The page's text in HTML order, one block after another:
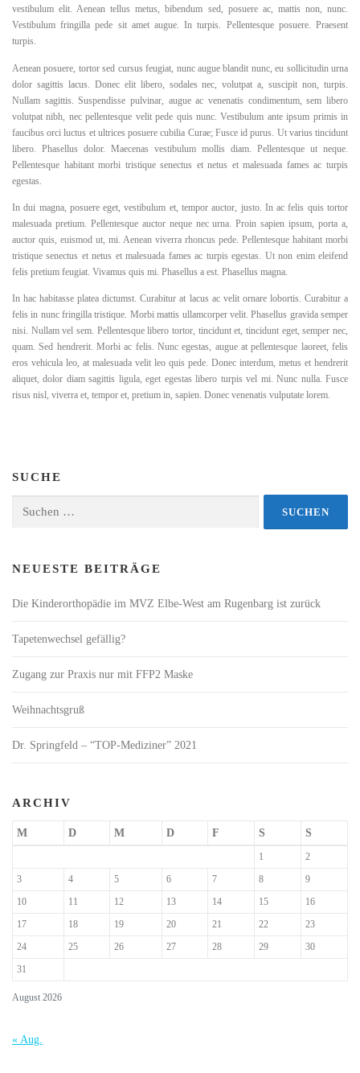
vestibulum elit. Aenean tellus metus, bibendum sed, posuere ac, mattis non, nunc.
Vestibulum fringilla pede sit amet augue. In turpis. Pellentesque posuere. Praesent
turpis.
Aenean posuere, tortor sed cursus feugiat, nunc augue blandit nunc, eu sollicitudin urna
dolor sagittis lacus. Donec elit libero, sodales nec, volutpat a, suscipit non, turpis.
Nullam sagittis. Suspendisse pulvinar, augue ac venenatis condimentum, sem libero
volutpat nibh, nec pellentesque velit pede quis nunc. Vestibulum ante ipsum primis in
faucibus orci luctus et ultrices posuere cubilia Curae; Fusce id purus. Ut varius tincidunt
libero. Phasellus dolor. Maecenas vestibulum mollis diam. Pellentesque ut neque.
Pellentesque habitant morbi tristique senectus et netus et malesuada fames ac turpis
egestas.
In dui magna, posuere eget, vestibulum et, tempor auctor, justo. In ac felis quis tortor
malesuada pretium. Pellentesque auctor neque nec urna. Proin sapien ipsum, porta a,
auctor quis, euismod ut, mi. Aenean viverra rhoncus pede. Pellentesque habitant morbi
tristique senectus et netus et malesuada fames ac turpis egestas. Ut non enim eleifend
felis pretium feugiat. Vivamus quis mi. Phasellus a est. Phasellus magna.
In hac habitasse platea dictumst. Curabitur at lacus ac velit ornare lobortis. Curabitur a
felis in nunc fringilla tristique. Morbi mattis ullamcorper velit. Phasellus gravida semper
nisi. Nullam vel sem. Pellentesque libero tortor, tincidunt et, tincidunt eget, semper nec,
quam. Sed hendrerit. Morbi ac felis. Nunc egestas, augue at pellentesque laoreet, felis
eros vehicula leo, at malesuada velit leo quis pede. Donec interdum, metus et hendrerit
aliquet, dolor diam sagittis ligula, eget egestas libero turpis vel mi. Nunc nulla. Fusce
risus nisl, viverra et, tempor et, pretium in, sapien. Donec venenatis vulputate lorem.
SUCHE
nach:
NEUESTE BEITRÄGE
Die Kinderorthopädie im MVZ Elbe-West am Rugenbarg ist zurück
Tapetenwechsel gefällig?
Zugang zur Praxis nur mit FFP2 Maske
Weihnachtsgruß
Dr. Springfeld – “TOP-Mediziner” 2021
ARCHIV
August 2026
M D M D F S S
1
2
3
4 5 6 7 8
9
10
11 12 13 14 15
16
17
18 19 20 21 22
23
24
25 26 27 28 29
30
31
« Aug.